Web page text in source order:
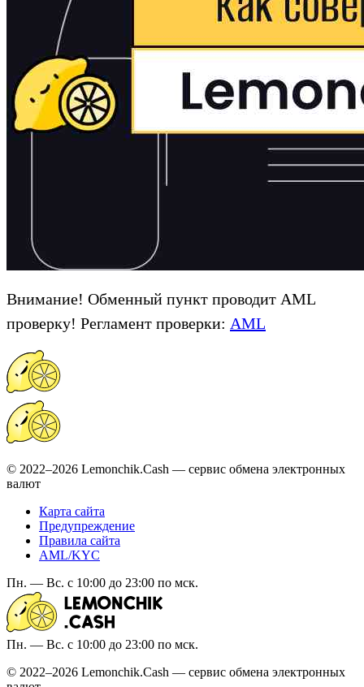
Внимание! Обменный пункт проводит AML
проверку! Регламент проверки: AML
© 2022–2026 Lemonchik.Cash — сервис обмена электронных
валют
Карта сайта
Предупреждение
Правила сайта
AML/KYC
Пн. — Вс. с 10:00 до 23:00 по мск.
Пн. — Вс. с 10:00 до 23:00 по мск.
© 2022–2026 Lemonchik.Cash — сервис обмена электронных